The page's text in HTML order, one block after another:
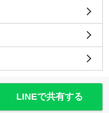
LINEで共有する